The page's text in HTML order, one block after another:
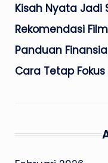
Kisah Nyata Jadi
Rekomendasi
Panduan
Cara Tetap